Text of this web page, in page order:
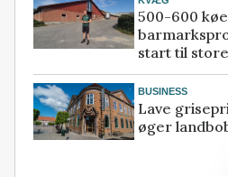
500-600
start til
BUSINESS
Lave
øger